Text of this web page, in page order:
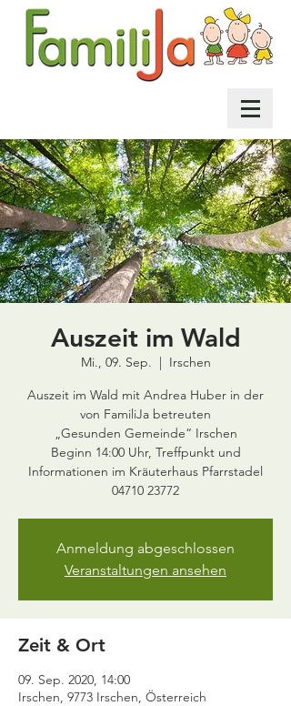
Auszeit im Wald
Mi., 09. Sep.
  |
Irschen
Auszeit im Wald mit Andrea Huber in der
von FamiliJa betreuten
„Gesunden Gemeinde“ Irschen
Beginn 14:00 Uhr, Treffpunkt und
Informationen im Kräuterhaus Pfarrstadel
04710 23772
Anmeldung abgeschlossen
Veranstaltungen ansehen
Zeit & Ort
09. Sep. 2020, 14:00
Irschen, 9773 Irschen, Österreich